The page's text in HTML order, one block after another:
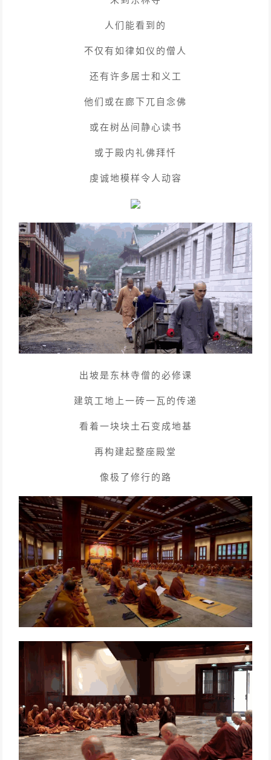
人们能看到的
不仅有如律如仪的僧人
还有许多居士和义工
他们或在廊下兀自念佛
或在树丛间静心读书
或于殿内礼佛拜忏
虔诚地模样令人动容
出坡是东林寺僧的必修课
建筑工地上一砖一瓦的传递
看着一块块土石变成地基
再构建起整座殿堂
像极了修行的路